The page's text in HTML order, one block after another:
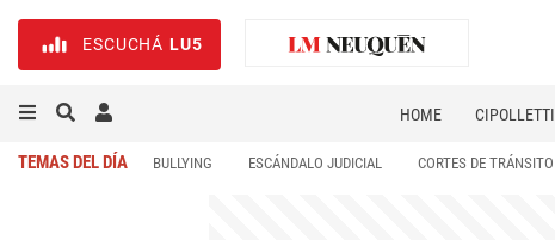
ESCUCHÁ LU5
HOME CIPOLLETTI
TEMAS DEL DÍA BULLYING ESCÁNDALO JUDICIAL CORTES DE TRÁNSITO